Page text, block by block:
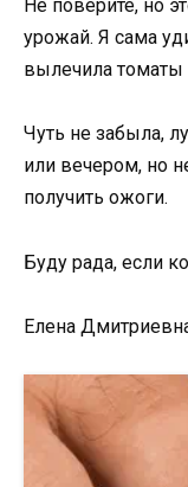
Не поверите, но
урожай. Я сама
вылечила томаты
Чуть не забыла,
или вечером, но
получить ожоги.
Буду рада, если
Eлена